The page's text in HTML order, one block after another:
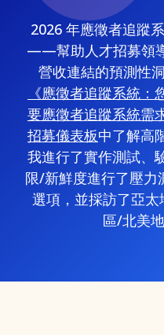
2026 年應徵者追蹤
——幫助人才招募領
營收連結的預測性
《應徵者追蹤系統：
要應徵者追蹤系統需
招募儀表板中了解高
我進行了實作測試、
限/新鮮度進行了壓力
選項，並採訪了亞
區/北美